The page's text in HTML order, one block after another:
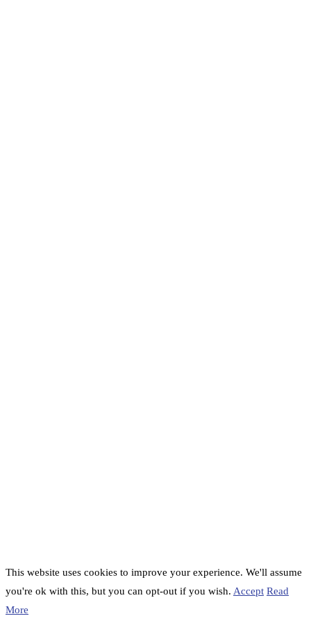
This website uses cookies to improve your experience. We'll assume
you're ok with this, but you can opt-out if you wish. Accept Read
More